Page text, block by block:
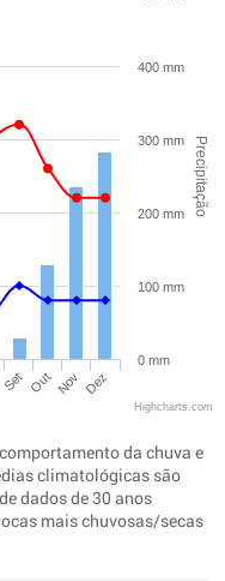
Precipitação
Set Out Nov Dez
0 mm
100 mm
200 mm
300 mm
400 mm
Highcharts.com
da chuva e
climatológicas são
dados de 30 anos
mais chuvosas/secas